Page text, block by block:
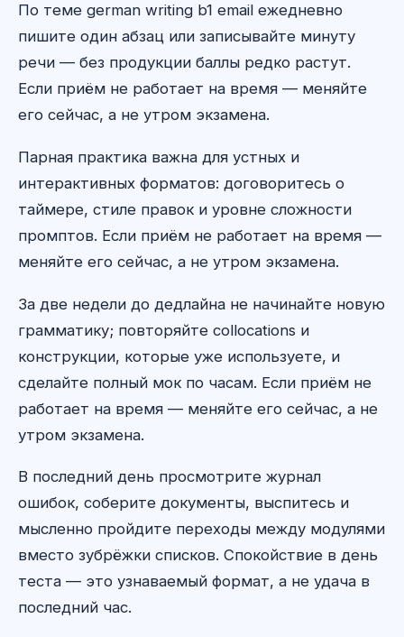
По теме german writing b1 email ежедневно
пишите один абзац или записывайте минуту
речи — без продукции баллы редко растут.
Если приём не работает на время — меняйте
его сейчас, а не утром экзамена.
Парная практика важна для устных и
интерактивных форматов: договоритесь о
таймере, стиле правок и уровне сложности
промптов. Если приём не работает на время —
меняйте его сейчас, а не утром экзамена.
За две недели до дедлайна не начинайте новую
грамматику; повторяйте collocations и
конструкции, которые уже используете, и
сделайте полный мок по часам. Если приём не
работает на время — меняйте его сейчас, а не
утром экзамена.
В последний день просмотрите журнал
ошибок, соберите документы, выспитесь и
мысленно пройдите переходы между модулями
вместо зубрёжки списков. Спокойствие в день
теста — это узнаваемый формат, а не удача в
последний час.